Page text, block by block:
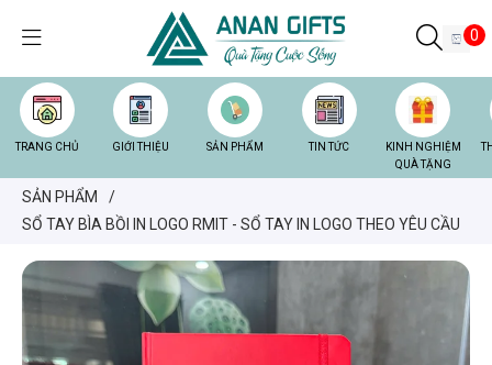
0
TRANG CHỦ GIỚI THIỆU SẢN PHẨM TIN TỨC
KINH NGHIỆM
QUÀ TẶNG
SẢN PHẨM
/
SỔ TAY BÌA BỒI IN LOGO RMIT - SỔ TAY IN LOGO THEO YÊU CẦU